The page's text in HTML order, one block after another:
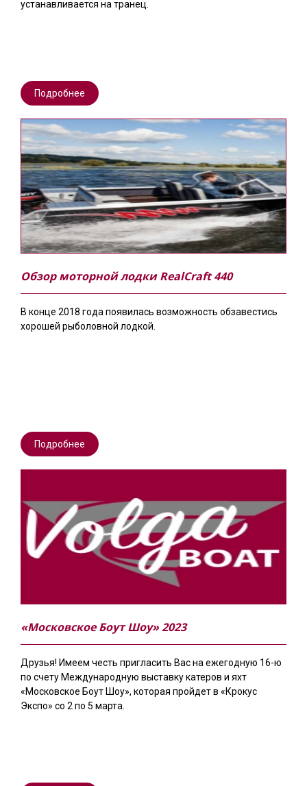
устанавливается на транец.
Подробнее
Обзор моторной лодки RealCraft 440
В конце 2018 года появилась возможность обзавестись
хорошей рыболовной лодкой.
Подробнее
«Московское Боут Шоу» 2023
Друзья! Имеем честь пригласить Вас на ежегодную 16-ю
по счету Международную выставку катеров и яхт
«Московское Боут Шоу», которая пройдет в «Крокус
Экспо» со 2 по 5 марта.